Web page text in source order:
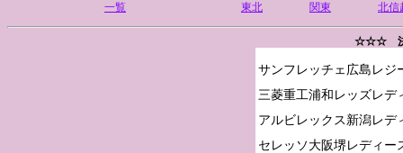
一覧 東北 関東 北信
☆☆☆ 決
サンフレッチェ広島レジ
三菱重工浦和レッズレデ
アルビレックス新潟レデ
セレッソ大阪堺レディー